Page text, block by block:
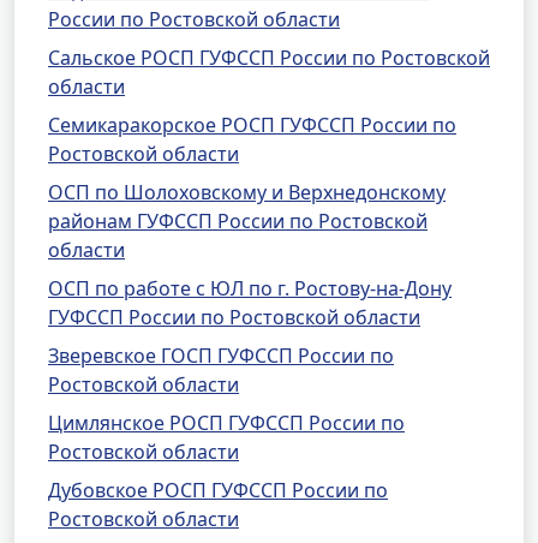
России по Ростовской области
Сальское РОСП ГУФССП России по Ростовской
области
Семикаракорское РОСП ГУФССП России по
Ростовской области
ОСП по Шолоховскому и Верхнедонскому
районам ГУФССП России по Ростовской
области
ОСП по работе с ЮЛ по г. Ростову-на-Дону
ГУФССП России по Ростовской области
Зверевское ГОСП ГУФССП России по
Ростовской области
Цимлянское РОСП ГУФССП России по
Ростовской области
Дубовское РОСП ГУФССП России по
Ростовской области